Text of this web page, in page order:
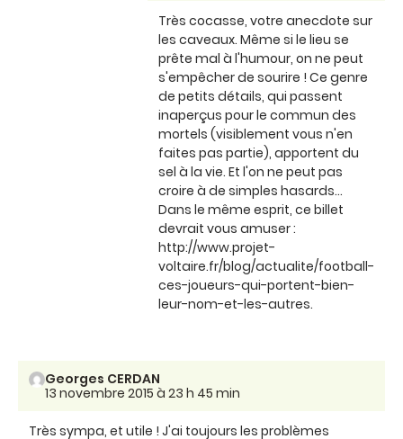
Très cocasse, votre anecdote sur
les caveaux. Même si le lieu se
prête mal à l'humour, on ne peut
s'empêcher de sourire ! Ce genre
de petits détails, qui passent
inaperçus pour le commun des
mortels (visiblement vous n'en
faites pas partie), apportent du
sel à la vie. Et l'on ne peut pas
croire à de simples hasards...
Dans le même esprit, ce billet
devrait vous amuser :
http://www.projet-
voltaire.fr/blog/actualite/football-
ces-joueurs-qui-portent-bien-
leur-nom-et-les-autres.
Georges CERDAN
13 novembre 2015 à 23 h 45 min
Très sympa, et utile ! J'ai toujours les problèmes